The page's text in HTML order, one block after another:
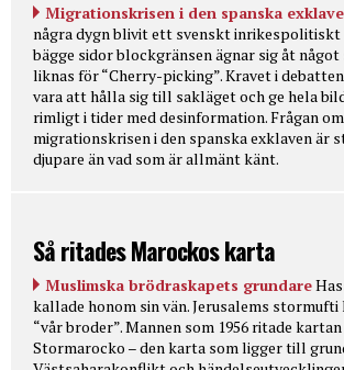
Migrationskrisen i den spanska
några dygn blivit ett svenskt inrikespolitiskt
bägge sidor blockgränsen ägnar sig åt
liknas för “Cherry-picking”. Kravet i
vara att hålla sig till sakläget och ge hela
rimligt i tider med desinformation. Frågan om
migrationskrisen i den spanska exklaven är
djupare än vad som är allmänt känt.
Så ritades Marockos karta
Muslimska brödraskapets grundare
kallade honom sin vän. Jerusalems
“vår broder”. Mannen som 1956 ritade
Stormarocko – den karta som ligger till